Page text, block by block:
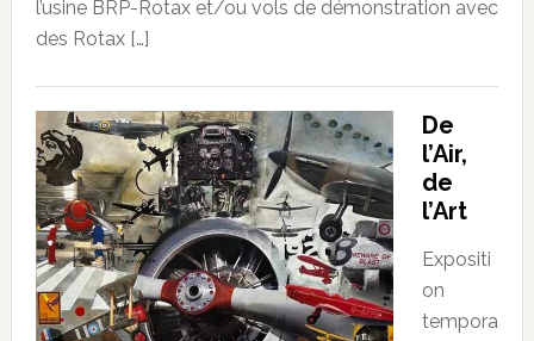
l’usine BRP-Rotax et/ou vols de démonstration avec
des Rotax […]
De
l’Air,
de
l’Art
Expositi
on
tempora